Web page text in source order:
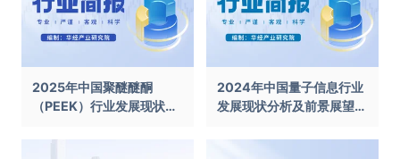
2025年中国聚醚醚酮
（PEEK）行业发展现状及
2024年中国量子信息行业
发展现状分析及前景展望报